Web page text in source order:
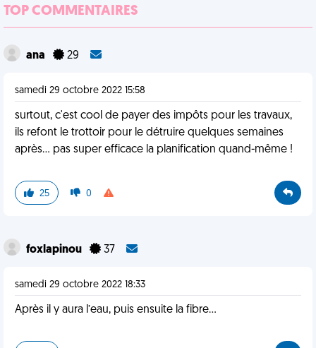
TOP COMMENTAIRES
ana 29
samedi 29 octobre 2022 15:58
surtout, c'est cool de payer des impôts pour les travaux,
ils refont le trottoir pour le détruire quelques semaines
après... pas super efficace la planification quand-même !
25 0
foxlapinou 37
samedi 29 octobre 2022 18:33
Après il y aura l’eau, puis ensuite la fibre...